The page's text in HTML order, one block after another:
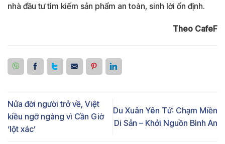
nhà đầu tư tìm kiếm sản phẩm an toàn, sinh lời ổn định.
Theo CafeF
Nửa đời người trở về, Việt
kiều ngỡ ngàng vì Cần Giờ
‘lột xác’
Du Xuân Yên Tử: Chạm Miền
Di Sản – Khởi Nguồn Bình An